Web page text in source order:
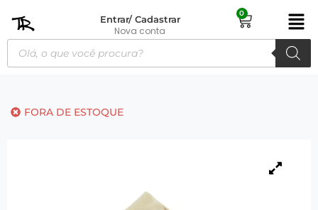
Entrar/ Cadastrar
Nova conta
0
FORA DE ESTOQUE